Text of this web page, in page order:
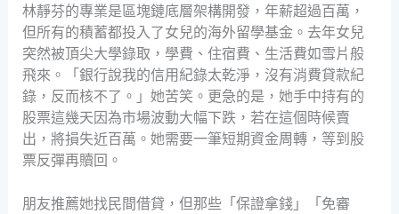
林靜芬的專業是區塊鏈底層架構開發，年薪超過百萬，
但所有的積蓄都投入了女兒的海外留學基金。去年女兒
突然被頂尖大學錄取，學費、住宿費、生活費如雪片般
飛來。「銀行說我的信用紀錄太乾淨，沒有消費貸款紀
錄，反而核不了。」她苦笑。更急的是，她手中持有的
股票這幾天因為市場波動大幅下跌，若在這個時候賣
出，將損失近百萬。她需要一筆短期資金周轉，等到股
票反彈再贖回。
朋友推薦她找民間借貸，但那些「保證拿錢」「免審